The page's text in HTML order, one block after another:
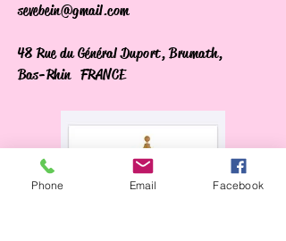
sevebein@gmail.com
48 Rue du Général Duport, Brumath,
Bas-Rhin FRANCE
Phone Email Facebook